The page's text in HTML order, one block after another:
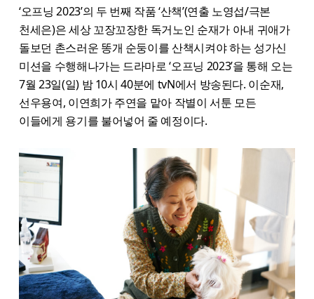
‘오프닝 2023’의 두 번째 작품 ‘산책’(연출 노영섭/극본
천세은)은 세상 꼬장꼬장한 독거노인 순재가 아내 귀애가
돌보던 촌스러운 똥개 순둥이를 산책시켜야 하는 성가신
미션을 수행해나가는 드라마로 ‘오프닝 2023’을 통해 오는
7월 23일(일) 밤 10시 40분에 tvN에서 방송된다. 이순재,
선우용여, 이연희가 주연을 맡아 작별이 서툰 모든
이들에게 용기를 불어넣어 줄 예정이다.